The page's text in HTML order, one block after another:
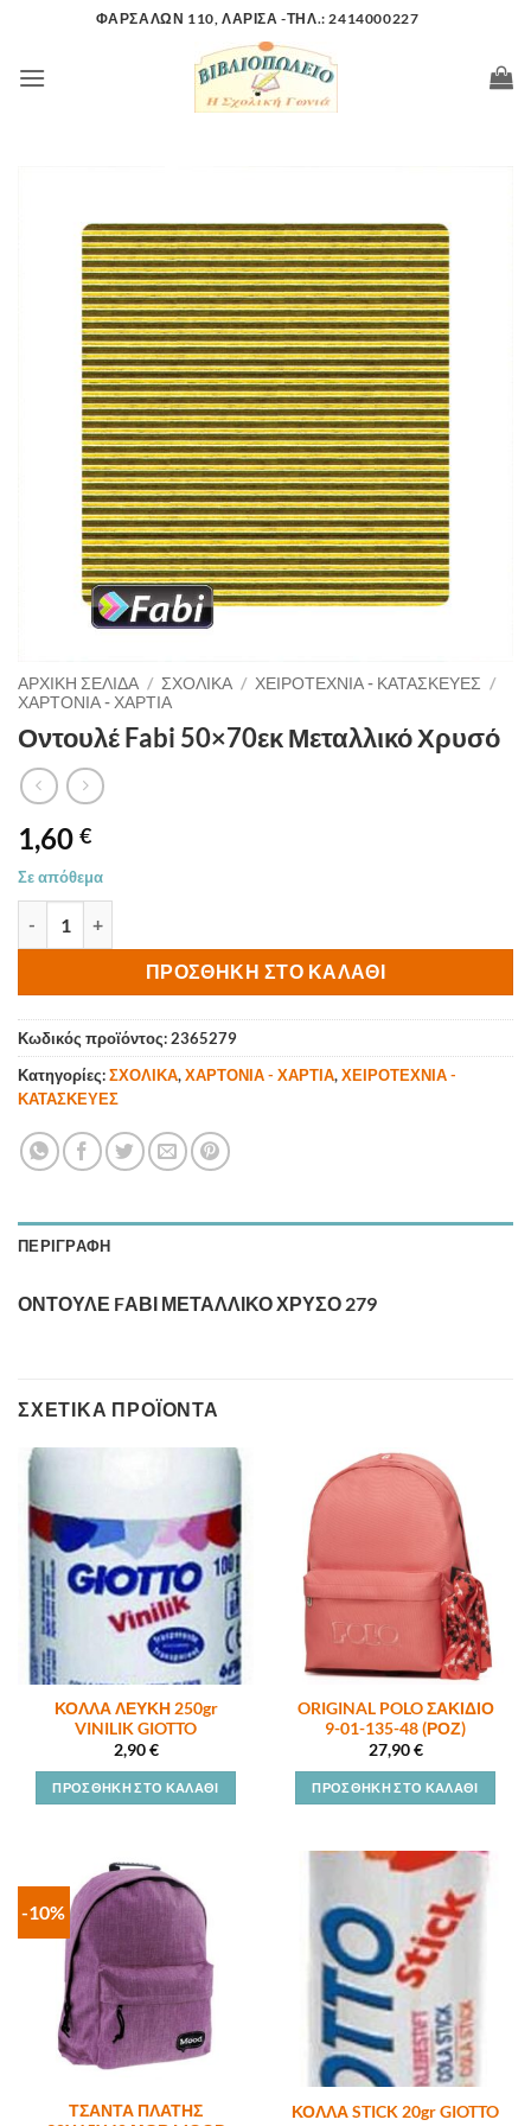
περιεχόμενο
ΦΑΡΣΑΛΩΝ 110, ΛΑΡΙΣΑ -ΤΗΛ.: 2414000227
ΑΡΧΙΚΉ ΣΕΛΊΔΑ / ΣΧΟΛΙΚΑ / ΧΕΙΡΟΤΕΧΝΙΑ - ΚΑΤΑΣΚΕΥΕΣ /
ΧΑΡΤΟΝΙΑ - ΧΑΡΤΙΑ
Οντουλέ Fabi 50×70εκ Μεταλλικό Χρυσό
1,60 €
Σε απόθεμα
ΠΡΟΣΘΉΚΗ ΣΤΟ ΚΑΛΆΘΙ
Κωδικός προϊόντος:2365279
Κατηγορίες:ΣΧΟΛΙΚΑ,ΧΑΡΤΟΝΙΑ - ΧΑΡΤΙΑ,ΧΕΙΡΟΤΕΧΝΙΑ -
ΚΑΤΑΣΚΕΥΕΣ
ΠΕΡΙΓΡΑΦΉ
ΟΝΤΟΥΛΕ FΑΒΙ ΜΕΤΑΛΛΙΚΟ ΧΡΥΣΟ 279
ΣΧΕΤΙΚΆ ΠΡΟΪΌΝΤΑ
ΚΟΛΛΑ ΛΕΥΚΗ 250gr
VINILIK GIOTTO
2,90€
ΠΡΟΣΘΉΚΗ ΣΤΟ ΚΑΛΆΘΙ
ORIGINAL POLO ΣΑΚΙΔΙΟ
9-01-135-48 (ΡΟΖ)
27,90€
ΠΡΟΣΘΉΚΗ ΣΤΟ ΚΑΛΆΘΙ
-10%
ΤΣΑΝΤΑ ΠΛΑΤΗΣ
ΚΟΛΛΑ STICK 20gr GIOTTO